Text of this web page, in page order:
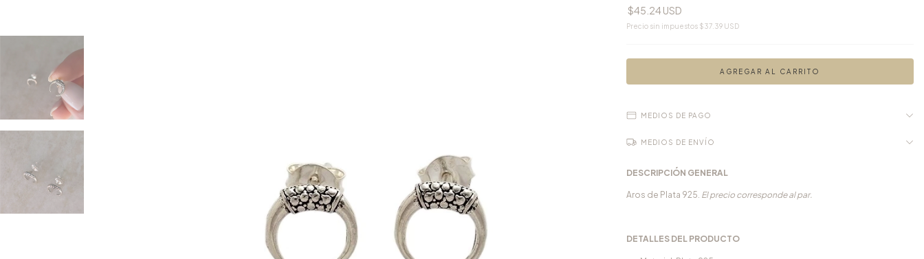
$45.24 USD
Precio sin impuestos $37.39 USD
MEDIOS DE PAGO
MEDIOS DE ENVÍO
DESCRIPCIÓN GENERAL
Aros de Plata 925. El precio corresponde al par.
DETALLES DEL PRODUCTO